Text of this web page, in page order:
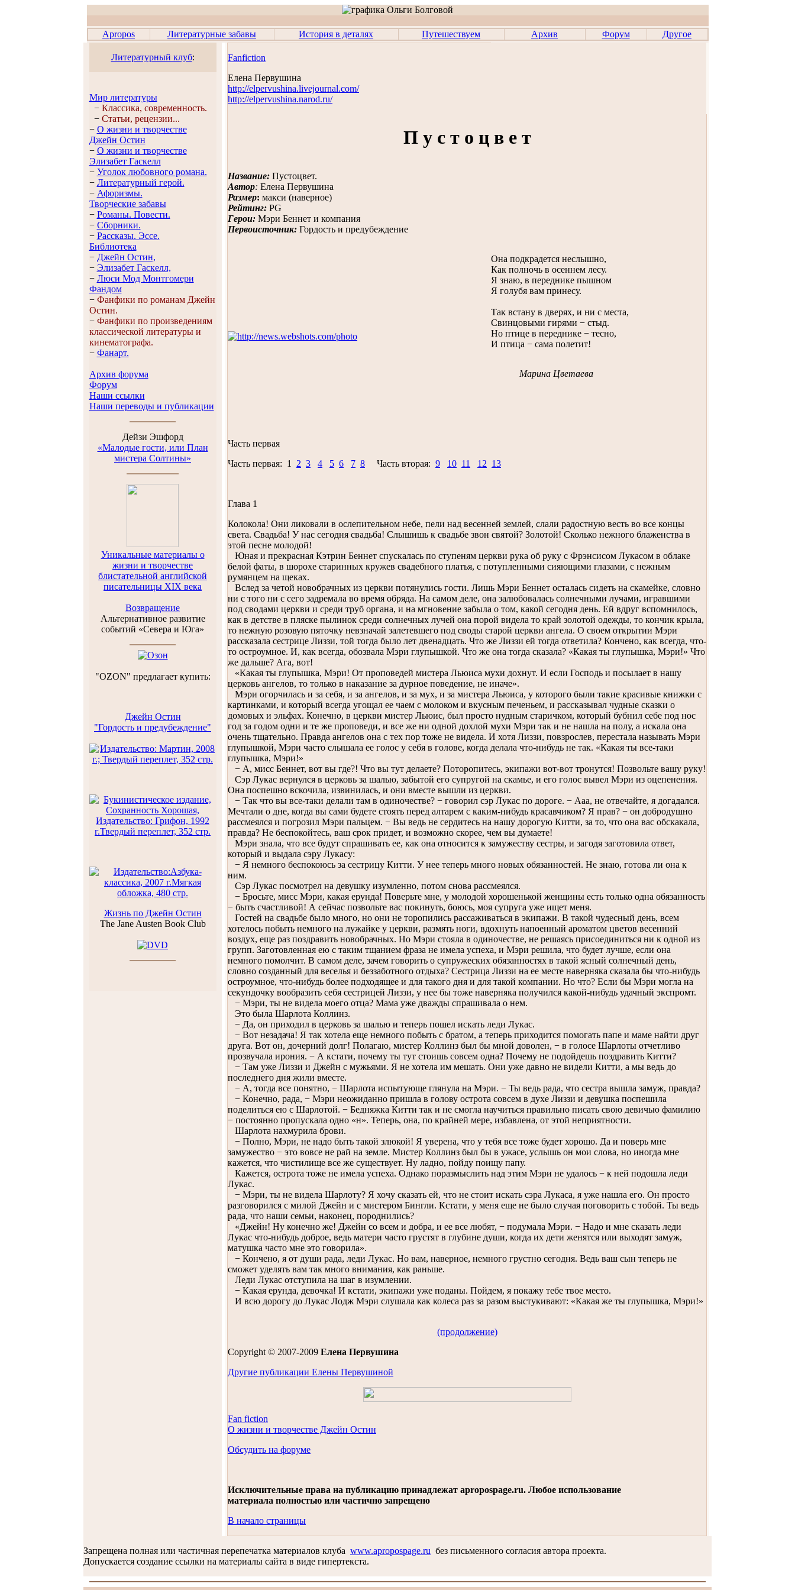
Apropos Литературные забавы История в деталях Путешествуем Архив Форум Другое
Литературный клуб:
Мир литературы
− Классика, современность.
− Статьи, рецензии...
− О жизни и творчестве
Джейн Остин
− О жизни и творчестве
Элизабет Гaскелл
− Уголок любовного романа.
− Литературный герой.
− Афоризмы.
Творческие забавы
− Романы. Повести.
− Сборники.
− Рассказы. Эссe.
Библиотека
− Джейн Остин,
− Элизабет Гaскелл,
− Люси Мод Монтгомери
Фандом
− Фанфики по романам Джейн
Остин.
− Фанфики по произведениям
классической литературы и
кинематографа.
− Фанарт.
Архив форума
Форум
Наши ссылки
Наши переводы и публикации
Дейзи Эшфорд
«Малодые гости, или План
мистера Солтины»
Уникальные материалы о
жизни и творчестве
блистательной английской
писательницы XIX века
Возвращение
Альтернативное развитие
событий «Севера и Юга»
"OZON" предлагает купить:
Джейн Остин
"Гордость и предубеждение"
Жизнь по Джейн Остин
The Jane Austen Book Club
Fanfiction
Елена Первушина
http://elpervushina.livejournal.com/
http://elpervushina.narod.ru/
П у с т о ц в е т
Название: Пустоцвет.
Автор: Елена Первушина
Размер: макси (наверное)
Рейтинг: PG
Герои: Мэри Беннет и компания
Первоисточник: Гордость и предубеждение
Она подкрадется неслышно,
Как полночь в осеннем лесу.
Я знаю, в переднике пышном
Я голубя вам принесу.
Так встану в дверях, и ни с места,
Свинцовыми гирями − стыд.
Но птице в переднике − тесно,
И птица − сама полетит!
Марина Цветаева
Часть первая
Часть первая: 1 2 3 4 5 6 7 8 Часть вторая: 9 10 11 12 13
Глава 1
Колокола! Они ликовали в ослепительном небе, пели над весенней землей, cлали радостную весть во все концы
света. Свадьба! У нас сегодня свадьба! Слышишь к свадьбе звон святой? Золотой! Сколько нежного блаженства в
этой песне молодой!
Юная и прекрасная Кэтрин Беннет спускалась по ступеням церкви рука об руку с Фрэнсисом Лукасом в облаке
белой фаты, в шорохе старинных кружев свадебного платья, с потупленными сияющими глазами, с нежным
румянцем на щеках.
Вслед за четой новобрачных из церкви потянулись гости. Лишь Мэри Беннет осталась сидеть на скамейке, словно
ни с того ни с сего задремала во время обряда. На самом деле, она залюбовалась солнечными лучами, игравшими
под сводами церкви и среди труб органа, и на мгновение забыла о том, какой сегодня день. Ей вдруг вспомнилось,
как в детстве в пляске пылинок среди солнечных лучей она порой видела то край золотой одежды, то кончик крыла,
то нежную розовую пяточку невзначай залетевшего под своды старой церкви ангела. О своем открытии Мэри
рассказала сестрице Лиззи, той тогда было лет двенадцать. Что же Лиззи ей тогда ответила? Кончено, как всегда, что-
то остроумное. И, как всегда, обозвала Мэри глупышкой. Что же она тогда сказала? «Какая ты глупышка, Мэри!» Что
же дальше? Ага, вот!
«Какая ты глупышка, Мэри! От проповедей мистера Льюиса мухи дохнут. И если Господь и посылает в нашу
церковь ангелов, то только в наказание за дурное поведение, не иначе».
Мэри огорчилась и за себя, и за ангелов, и за мух, и за мистера Льюиса, у которого были такие красивые книжки с
картинками, и который всегда угощал ее чаем с молоком и вкусным печеньем, и рассказывал чудные сказки о
домовых и эльфах. Конечно, в церкви мистер Льюис, был просто нудным старичком, который бубнил себе под нос
год за годом одни и те же проповеди, и все же ни одной дохлой мухи Мэри так и не нашла на полу, а искала она
очень тщательно. Правда ангелов она с тех пор тоже не видела. И хотя Лиззи, повзрослев, перестала называть Мэри
глупышкой, Мэри часто слышала ее голос у себя в голове, когда делала что-нибудь не так. «Какая ты все-таки
глупышка, Мэри!»
− А, мисс Беннет, вот вы где?! Что вы тут делаете? Поторопитесь, экипажи вот-вот тронутся! Позвольте вашу руку!
Сэр Лукас вернулся в церковь за шалью, забытой его супругой на скамье, и его голос вывел Мэри из оцепенения.
Она поспешно вскочила, извинилась, и они вместе вышли из церкви.
− Так что вы все-таки делали там в одиночестве? − говорил сэр Лукас по дороге. − Ааа, не отвечайте, я догадался.
Мечтали о дне, когда вы сами будете стоять перед алтарем с каким-нибудь красавчиком? Я прав? − он добродушно
рассмеялся и погрозил Мэри пальцем. − Вы ведь не сердитесь на нашу дорогую Китти, за то, что она вас обскакала,
правда? Не беспокойтесь, ваш срок придет, и возможно скорее, чем вы думаете!
Мэри знала, что все будут спрашивать ее, как она относится к замужеству сестры, и загодя заготовила ответ,
который и выдала сэру Лукасу:
− Я немного беспокоюсь за сестрицу Китти. У нее теперь много новых обязанностей. Не знаю, готова ли она к
ним.
Сэр Лукас посмотрел на девушку изумленно, потом снова рассмеялся.
− Бросьте, мисс Мэри, какая ерунда! Поверьте мне, у молодой хорошенькой женщины есть только одна обязанность
− быть счастливой! А сейчас позвольте вас покинуть, боюсь, моя супруга уже ищет меня.
Гостей на свадьбе было много, но они не торопились рассаживаться в экипажи. В такой чудесный день, всем
хотелось побыть немного на лужайке у церкви, размять ноги, вдохнуть напоенный ароматом цветов весенний
воздух, еще раз поздравить новобрачных. Но Мэри стояла в одиночестве, не решаясь присоединиться ни к одной из
групп. Заготовленная ею с таким тщанием фраза не имела успеха, и Мэри решила, что будет лучше, если она
немного помолчит. В самом деле, зачем говорить о супружеских обязанностях в такой ясный солнечный день,
словно созданный для веселья и беззаботного отдыха? Сестрица Лиззи на ее месте наверняка сказала бы что-нибудь
остроумное, что-нибудь более подходящее и для такого дня и для такой компании. Но что? Если бы Мэри могла на
секундочку вообразить себя сестрицей Лиззи, у нее бы тоже наверняка получился какой-нибудь удачный экспромт.
− Мэри, ты не видела моего отца? Мама уже дважды спрашивала о нем.
Это была Шарлота Коллинз.
− Да, он приходил в церковь за шалью и теперь пошел искать леди Лукас.
− Вот незадача! Я так хотела еще немного побыть с братом, а теперь приходится помогать папе и маме найти друг
друга. Вот он, дочерний долг! Полагаю, мистер Коллинз был бы мной доволен, − в голосе Шарлоты отчетливо
прозвучала ирония. − А кстати, почему ты тут стоишь совсем одна? Почему не подойдешь поздравить Китти?
− Там уже Лиззи и Джейн с мужьями. Я не хотела им мешать. Они уже давно не видели Китти, а мы ведь до
последнего дня жили вместе.
− А, тогда все понятно, − Шарлота испытующе глянула на Мэри. − Ты ведь рада, что сестра вышла замуж, правда?
− Конечно, рада, − Мэри неожиданно пришла в голову острота совсем в духе Лиззи и девушка поспешила
поделиться ею с Шарлотой. − Бедняжка Китти так и не смогла научиться правильно писать свою девичью фамилию
− постоянно пропускала одно «н». Теперь, она, по крайней мере, избавлена, от этой неприятности.
Шарлота нахмурила брови.
− Полно, Мэри, не надо быть такой злюкой! Я уверена, что у тебя все тоже будет хорошо. Да и поверь мне
замужество − это вовсе не рай на земле. Мистер Коллинз был бы в ужасе, услышь он мои слова, но иногда мне
кажется, что чистилище все же существует. Ну ладно, пойду поищу папу.
Кажется, острота тоже не имела успеха. Однако поразмыслить над этим Мэри не удалось − к ней подошла леди
Лукас.
− Мэри, ты не видела Шарлоту? Я хочу сказать ей, что не стоит искать сэра Лукаса, я уже нашла его. Он просто
разговорился с милой Джейн и с мистером Бингли. Кстати, у меня еще не было случая поговорить с тобой. Ты ведь
рада, что наши семьи, наконец, породнились?
«Джейн! Ну конечно же! Джейн со всем и добра, и ее все любят, − подумала Мэри. − Надо и мне сказать леди
Лукас что-нибудь доброе, ведь матери часто грустят в глубине души, когда их дети женятся или выходят замуж,
матушка часто мне это говорила».
− Кончено, я от души рада, леди Лукас. Но вам, наверное, немного грустно сегодня. Ведь ваш сын теперь не
сможет уделять вам так много внимания, как раньше.
Леди Лукас отступила на шаг в изумлении.
− Какая ерунда, девочка! И кстати, экипажи уже поданы. Пойдем, я покажу тебе твое место.
И всю дорогу до Лукас Лодж Мэри слушала как колеса раз за разом выстукивают: «Какая же ты глупышка, Мэри!»
(продолжение)
Copyright © 2007-2009 Елена Первушина
Другие публикации Елены Первушиной
Fan fiction
О жизни и творчестве Джейн Остин
Обсудить на форуме
Исключительные права на публикацию принадлежат apropospage.ru. Любое использование
материала полностью или частично запрещено
В начало страницы
Запрещена полная или частичная перепечатка материалов клуба www.apropospage.ru без письменного согласия автора проекта.
Допускается создание ссылки на материалы сайта в виде гипертекста.